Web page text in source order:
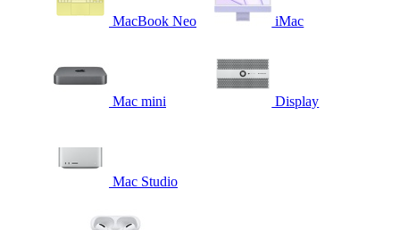
MacBook Neo iMac
Mac mini Display
Mac Studio